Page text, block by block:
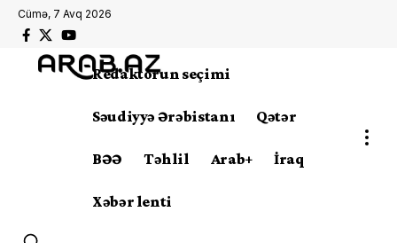
Cümə, 7 Avq 2026
Redaktorun seçimi
Səudiyyə Ərəbistanı Qətər
BƏƏ Təhlil Arab+ İraq
Xəbər lenti